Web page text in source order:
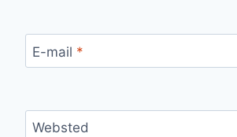
E-mail *
Websted